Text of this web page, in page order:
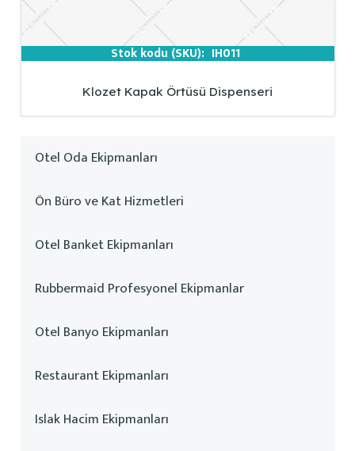
Stok kodu (SKU): IH011
Klozet Kapak Örtüsü Dispenseri
Otel Oda Ekipmanları
Ön Büro ve Kat Hizmetleri
Otel Banket Ekipmanları
Rubbermaid Profesyonel Ekipmanlar
Otel Banyo Ekipmanları
Restaurant Ekipmanları
Islak Hacim Ekipmanları